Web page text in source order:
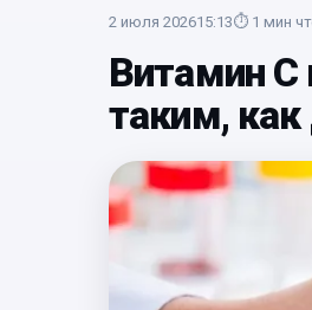
2 июля 202615:13⏱ 1 мин
Витамин C
таким,